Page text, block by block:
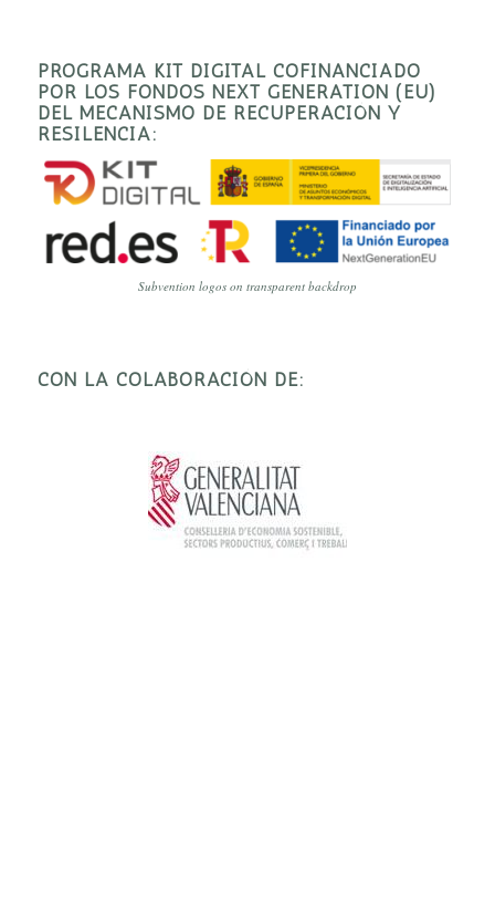
PROGRAMA KIT DIGITAL COFINANCIADO
POR LOS FONDOS NEXT GENERATION (EU)
DEL MECANISMO DE RECUPERACIÓN Y
RESILENCIA:
Subvention logos on transparent backdrop
CON LA COLABORACIÓN DE: